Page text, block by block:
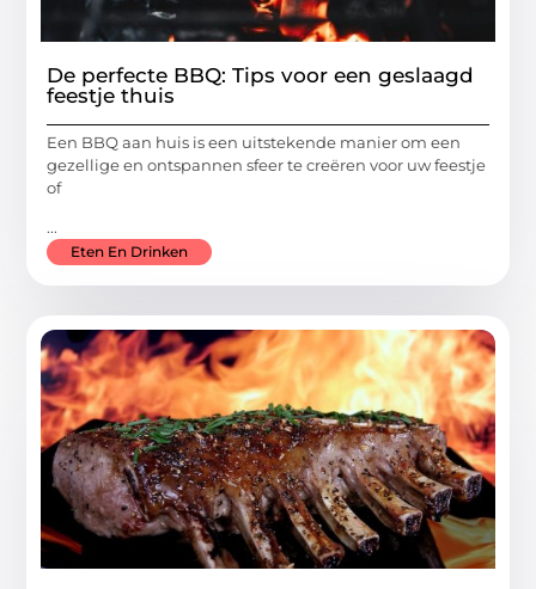
De perfecte BBQ: Tips voor een geslaagd
feestje thuis
Een BBQ aan huis is een uitstekende manier om een
gezellige en ontspannen sfeer te creëren voor uw feestje
of
...
Eten En Drinken